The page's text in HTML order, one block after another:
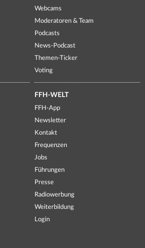
Webcams
Moderatoren & Team
Podcasts
News-Podcast
Themen-Ticker
Voting
FFH-WELT
FFH-App
Newsletter
Kontakt
Frequenzen
Jobs
Führungen
Presse
Radiowerbung
Weiterbildung
Login